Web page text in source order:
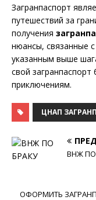
Загранпаспорт
путешествий за
получения
нюансы, связанные
указанным выше
свой
приключениям.
ЦНАП
ВНЖ
ОФОРМИТЬ